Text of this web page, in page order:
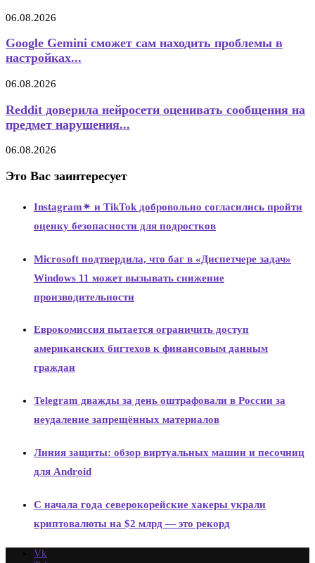
06.08.2026
Google Gemini сможет сам находить проблемы в
настройках...
06.08.2026
Reddit доверила нейросети оценивать сообщения на
предмет нарушения...
06.08.2026
Это Вас заинтересует
Instagram✴ и TikTok добровольно согласились пройти
оценку безопасности для подростков
Microsoft подтвердила, что баг в «Диспетчере задач»
Windows 11 может вызывать снижение
производительности
Еврокомиссия пытается ограничить доступ
американских бигтехов к финансовым данным
граждан
Telegram дважды за день оштрафовали в России за
неудаление запрещённых материалов
Линия защиты: обзор виртуальных машин и песочниц
для Android
С начала года северокорейские хакеры украли
криптовалюты на $2 млрд — это рекорд
Vk